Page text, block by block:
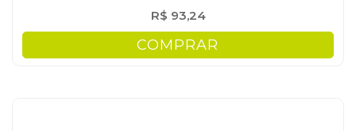
R$ 93,24
COMPRAR